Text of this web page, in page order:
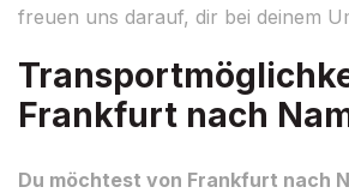
freuen uns darauf, dir bei deinem
Frankfurt nach
Du möchtest von Frankfurt nach